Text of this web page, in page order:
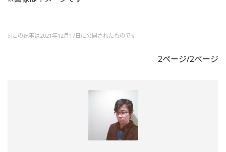
※この記事は2021年12月17日に公開されたものです
2ページ/2ページ